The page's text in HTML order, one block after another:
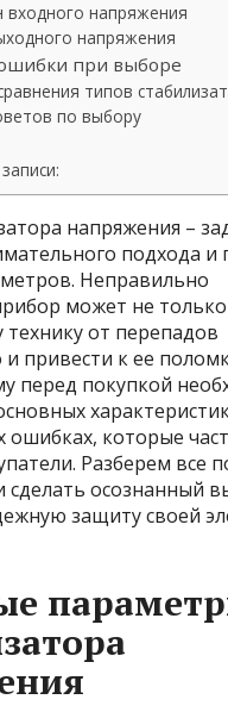
входного напряжения
напряжения
при выборе
типов
по выбору
напряжения –
подхода и
Неправильно
может не
от перепадов
привести к ее
перед покупкой
ошибках, которые
Разберем все
сделать осознанный
защиту своей